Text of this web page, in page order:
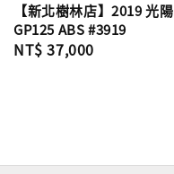
【新北樹林店】2019 光陽
GP125 ABS #3919
Regular
NT$ 37,000